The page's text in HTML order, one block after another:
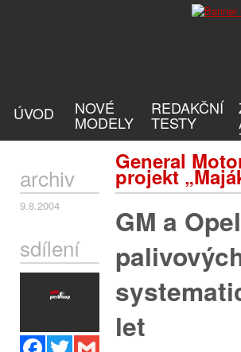
ÚVOD NOVÉ
MODELY
REDAKČNÍ
TESTY
General
projekt
archiv
9.8.2004
sdílení
Facebook
Twitter
Gmail
GM a
let